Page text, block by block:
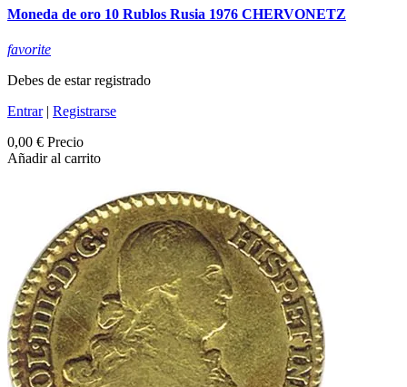
Moneda de oro 10 Rublos Rusia 1976 CHERVONETZ
favorite
Debes de estar registrado
Entrar| Registrarse
0,00 € Precio
Añadir al carrito